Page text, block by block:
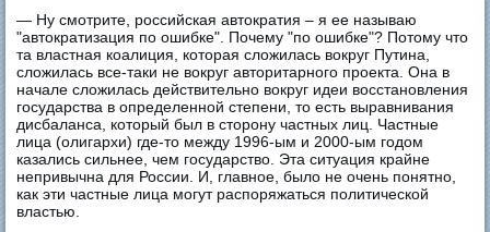
— Ну смотрите, российская автократия – я ее называю
"автократизация по ошибке". Почему "по ошибке"? Потому что
та властная коалиция, которая сложилась вокруг Путина,
сложилась все-таки не вокруг авторитарного проекта. Она в
начале сложилась действительно вокруг идеи восстановления
государства в определенной степени, то есть выравнивания
дисбаланса, который был в сторону частных лиц. Частные
лица (олигархи) где-то между 1996-ым и 2000-ым годом
казались сильнее, чем государство. Эта ситуация крайне
непривычна для России. И, главное, было не очень понятно,
как эти частные лица могут распоряжаться политической
властью.